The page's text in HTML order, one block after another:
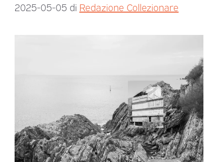
2025-05-05 di Redazione Collezionare